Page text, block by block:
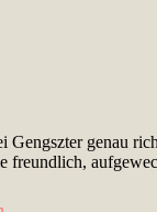
genau
freundlich,